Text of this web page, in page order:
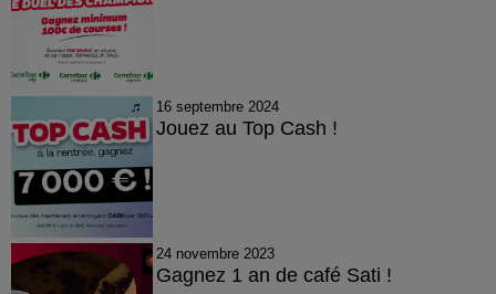
16 septembre 2024
Jouez au Top Cash !
24 novembre 2023
Gagnez 1 an de café Sati !